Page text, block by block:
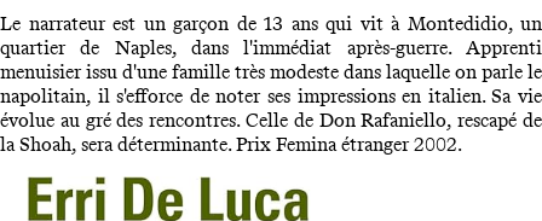
Le narrateur est un garçon de 13 ans qui vit à Montedidio, un
quartier de Naples, dans l'immédiat après-guerre. Apprenti
menuisier issu d'une famille très modeste dans laquelle on parle le
napolitain, il s'efforce de noter ses impressions en italien. Sa vie
évolue au gré des rencontres. Celle de Don Rafaniello, rescapé de
la Shoah, sera déterminante. Prix Femina étranger 2002.